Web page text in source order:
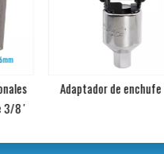
Adaptador de enchufe 3/4'